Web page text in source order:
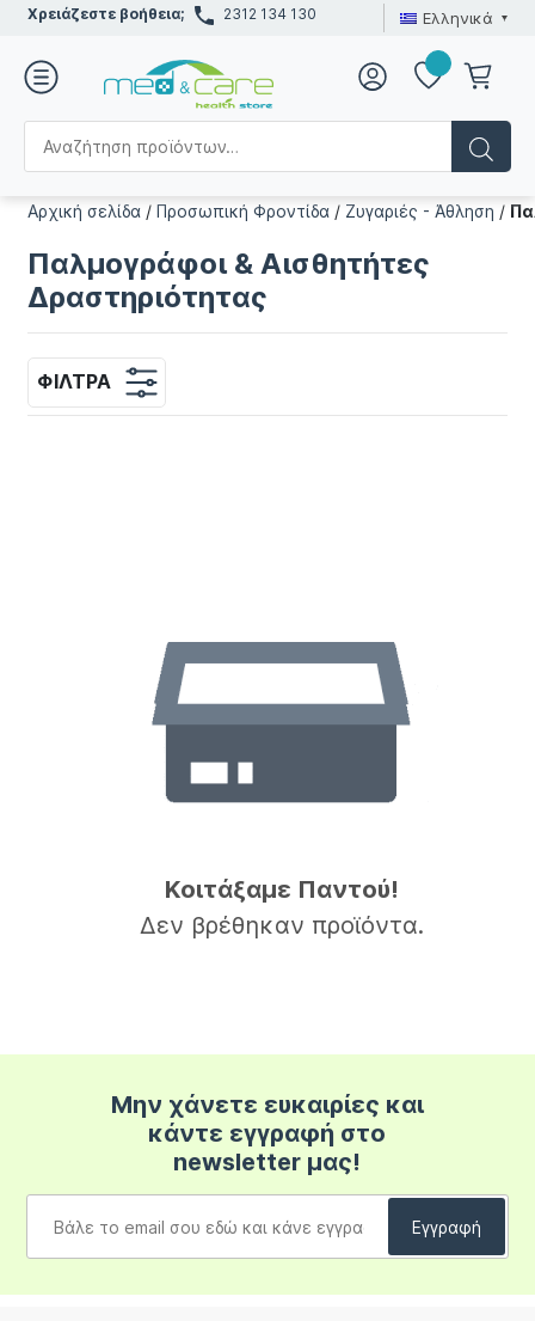
Χρειάζεστε βοήθεια; 2312 134 130 Ελληνικά
Αρχική σελίδα /Προσωπική Φροντίδα / Ζυγαριές - Άθληση /
Παλμογράφοι & Αισθητήτες
Δραστηριότητας
ΦΊΛΤΡΑ
Κοιτάξαμε Παντού!
Δεν βρέθηκαν προϊόντα.
Μην χάνετε ευκαιρίες και
κάντε εγγραφή στο
newsletter μας!